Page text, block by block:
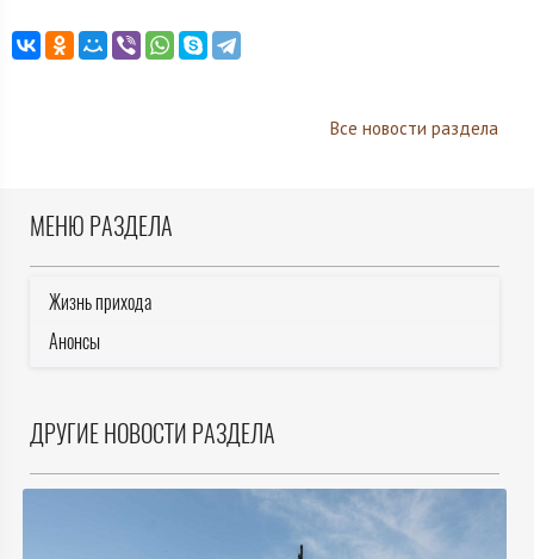
Все новости раздела
МЕНЮ РАЗДЕЛА
Жизнь прихода
Анонсы
ДРУГИЕ НОВОСТИ РАЗДЕЛА